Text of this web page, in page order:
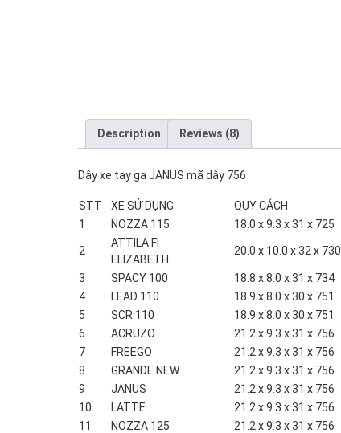
Description Reviews (8)
Dây xe tay ga JANUS mã dây 756
STT XE SỬ DỤNG QUY CÁCH
1
NOZZA 115 18.0 x 9.3 x 31 x 725
2
ATTILA FI
ELIZABETH
20.0 x 10.0 x 32 x 730
3 SPACY 100 18.8 x 8.0 x 31 x 734
4
LEAD 110 18.9 x 8.0 x 30 x 751
5
SCR 110 18.9 x 8.0 x 30 x 751
6
ACRUZO 21.2 x 9.3 x 31 x 756
7
FREEGO 21.2 x 9.3 x 31 x 756
8
GRANDE NEW 21.2 x 9.3 x 31 x 756
9
JANUS 21.2 x 9.3 x 31 x 756
10
LATTE 21.2 x 9.3 x 31 x 756
11
NOZZA 125 21.2 x 9.3 x 31 x 756